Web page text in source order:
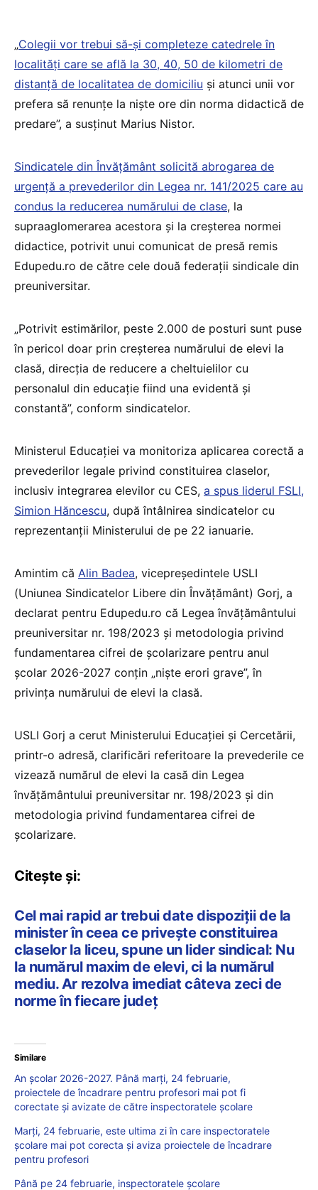
„Colegii vor trebui să-și completeze catedrele în
localități care se află la 30, 40, 50 de kilometri de
distanță de localitatea de domiciliu și atunci unii vor
prefera să renunțe la niște ore din norma didactică de
predare”, a susținut Marius Nistor.
Sindicatele din Învățământ solicită abrogarea de
urgență a prevederilor din Legea nr. 141/2025 care au
condus la reducerea numărului de clase, la
supraaglomerarea acestora și la creșterea normei
didactice, potrivit unui comunicat de presă remis
Edupedu.ro de către cele două federații sindicale din
preuniversitar.
„Potrivit estimărilor, peste 2.000 de posturi sunt puse
în pericol doar prin creșterea numărului de elevi la
clasă, direcția de reducere a cheltuielilor cu
personalul din educație fiind una evidentă și
constantă”, conform sindicatelor.
Ministerul Educației va monitoriza aplicarea corectă a
prevederilor legale privind constituirea claselor,
inclusiv integrarea elevilor cu CES, a spus liderul FSLI,
Simion Hăncescu, după întâlnirea sindicatelor cu
reprezentanții Ministerului de pe 22 ianuarie.
Amintim că Alin Badea, vicepreședintele USLI
(Uniunea Sindicatelor Libere din Învățământ) Gorj, a
declarat pentru Edupedu.ro că Legea învățământului
preuniversitar nr. 198/2023 și metodologia privind
fundamentarea cifrei de școlarizare pentru anul
școlar 2026-2027 conțin „niște erori grave”, în
privința numărului de elevi la clasă.
USLI Gorj a cerut Ministerului Educației și Cercetării,
printr-o adresă, clarificări referitoare la prevederile ce
vizează numărul de elevi la casă din Legea
învățământului preuniversitar nr. 198/2023 și din
metodologia privind fundamentarea cifrei de
școlarizare.
Citește și:
Cel mai rapid ar trebui date dispoziții de la
minister în ceea ce privește constituirea
claselor la liceu, spune un lider sindical: Nu
la numărul maxim de elevi, ci la numărul
mediu. Ar rezolva imediat câteva zeci de
norme în fiecare județ
Similare
An școlar 2026-2027. Până marți, 24 februarie,
proiectele de încadrare pentru profesori mai pot fi
corectate și avizate de către inspectoratele școlare
Marți, 24 februarie, este ultima zi în care inspectoratele
școlare mai pot corecta și aviza proiectele de încadrare
pentru profesori
Până pe 24 februarie, inspectoratele școlare